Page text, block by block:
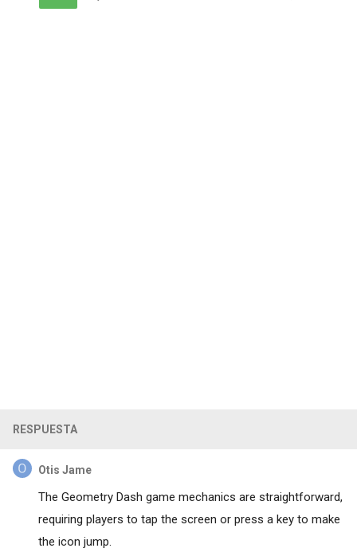
RESPUESTA
Otis Jame
The Geometry Dash game mechanics are straightforward,
requiring players to tap the screen or press a key to make
the icon jump.